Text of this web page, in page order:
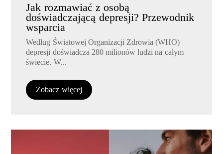
Jak rozmawiać z osobą
doświadczającą depresji? Przewodnik
wsparcia
Według Światowej Organizacji Zdrowia (WHO)
depresji doświadcza 280 milionów ludzi na całym
świecie. W...
Zobacz więcej